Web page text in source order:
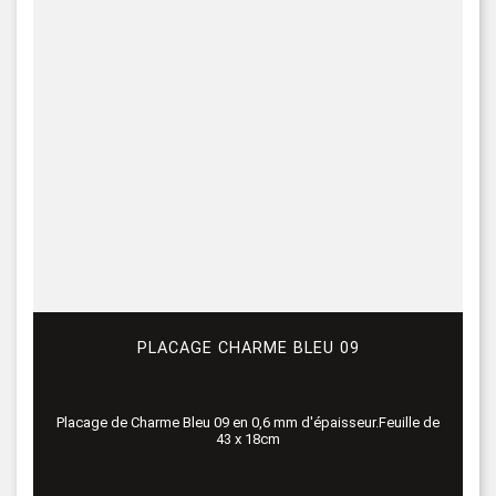
PLACAGE CHARME BLEU 09
Placage de Charme Bleu 09 en 0,6 mm d'épaisseur.Feuille de
43 x 18cm